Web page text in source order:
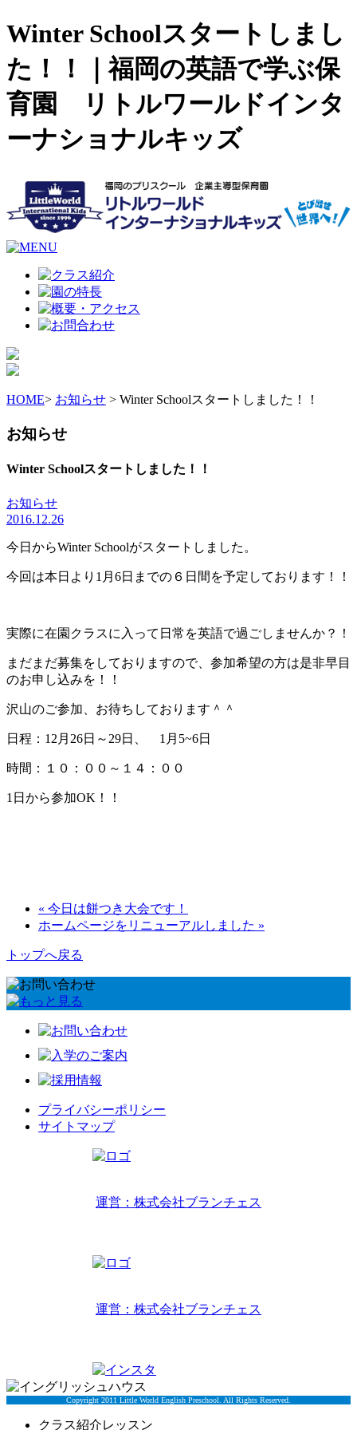
Winter Schoolスタートしまし
た！！｜福岡の英語で学ぶ保
育園 リトルワールドインタ
ーナショナルキッズ
HOME> お知らせ > Winter Schoolスタートしました！！
お知らせ
Winter Schoolスタートしました！！
お知らせ
2016.12.26
今日からWinter Schoolがスタートしました。
今回は本日より1月6日までの６日間を予定しております！！
実際に在園クラスに入って日常を英語で過ごしませんか？！
まだまだ募集をしておりますので、参加希望の方は是非早目
のお申し込みを！！
沢山のご参加、お待ちしております＾＾
日程：12月26日～29日、 1月5~6日
時間：１０：００～１４：００
1日から参加OK！！
« 今日は餅つき大会です！
ホームページをリニューアルしました »
トップへ戻る
プライバシーポリシー
サイトマップ
運営：株式会社ブランチェス
運営：株式会社ブランチェス
Copyright 2011 Little World English Preschool. All Rights Reserved.
クラス紹介レッスン